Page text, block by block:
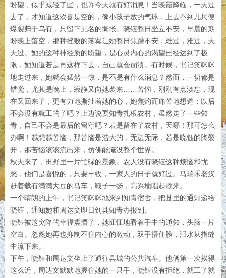
盼望，似乎减轻了些，也许今天就有好消息！当晚霞降临，一天过
去了，才知道这欢喜是空的，像小孩子放的气球，上去不到几尺便
爆裂归于乌有，只留下无名的惆怅。晓钰整日坐立不安，早晨的期
盼晚上落空，那种挫败的落寞让她整日焦躁不安，难过，难过，天
天过。她的这种神经质的盼望，是心灵内心的渴望已经达到了极
限，她知道若是再这样下去，自己就会崩溃。有时候，书记笑眯眯
地走过来，她就会猛然一惊，是不是有什么消息？然而，一切都是
错觉，尤其是晚上，寂静又向她袭来……苦恼，刚刚有点淡忘，现
在又回来了，更有力地撕扯着她的心，她焦灼而痛苦地想道：以后
不会没有就工的了吧？上边说要知青扎根农村，虽然走了一些知
青，自己不会是最后的留守吧？若是留在了农村，天哪！那可怎么
办啊！越想越苦恼，那苦恼是浩大的，无边无际，若是晓钰的胸裂
开，那苦恼滚滚流出来，仿佛能淹没整个世界。
秋天来了，田野里一片忙碌的景象。农人没有晓钰这种烦恼和忧
愁，他们是喜悦的，只要丰收，一家人的日子就好过。马瑞禾老汉
赶着载有满满大豆的马车，鞭子一扬，高兴地唱起歌来。
一个晴朗的上午，书记笑眯眯地来到知青宿舍，把县里的通知递给
晓钰，通知她和周达文即日到县知青办报到。
晓钰被这突降的幸福震懵了，她怔怔地看着手中的通知，头脑一片
空白。忽然她再也抑制不住内心的激动，双手捂住脸，泪水从指缝
中流下来。
下午，晓钰和周达文坐上了通往县城的公共汽车。他俩第一次挨得
这么近，周达文默默地握住她的一只手，晓钰没有拒绝，就工了就